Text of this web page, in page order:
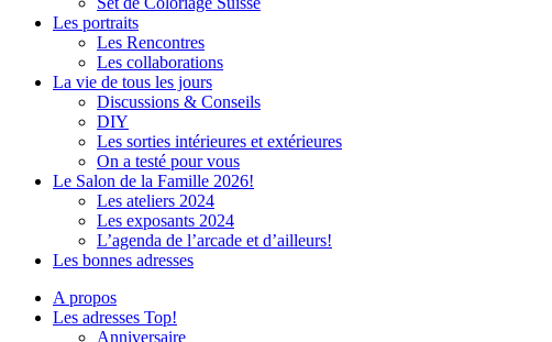
Les portraits
Les Rencontres
Les collaborations
La vie de tous les jours
Discussions & Conseils
DIY
Les sorties intérieures et extérieures
On a testé pour vous
Le Salon de la Famille 2026!
Les ateliers 2024
Les exposants 2024
L’agenda de l’arcade et d’ailleurs!
Les bonnes adresses
A propos
Les adresses Top!
Anniversaire